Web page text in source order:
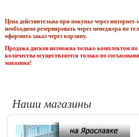
Цена действительна при покупке через
необходимо резервировать через менеджера по
оформить заказ через корзину.
Продажа дисков возможна только комплектом
количества осуществляется только по
магазина!
Наши магазины